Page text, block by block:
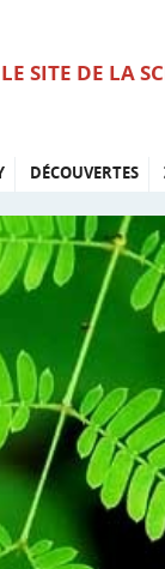
LE SITE DE LA
DÉCOUVERTES